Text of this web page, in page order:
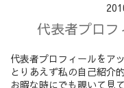
代表者プロ
代表者プロフィールをア
とりあえず私の自己紹介
お暇な時にでも覗いて見